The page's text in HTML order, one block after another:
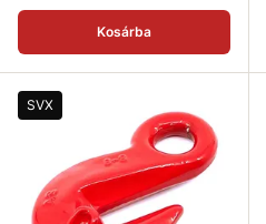
Kosárba
SVX